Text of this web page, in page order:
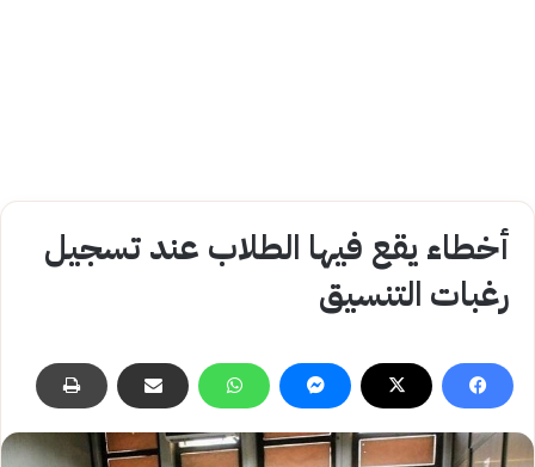
أخطاء يقع فيها الطلاب عند تسجيل
رغبات التنسيق